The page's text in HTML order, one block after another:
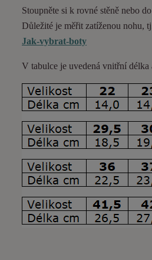
Stoupněte si k rovné stěně nebo
Důležité je měřit zatíženou nohu,
Jak-vybrat-boty
V tabulce je uvedená vnitřní